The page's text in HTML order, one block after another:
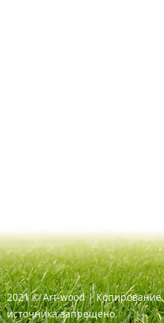
2021 ©Art-wood |Копирование
источника запрещено.